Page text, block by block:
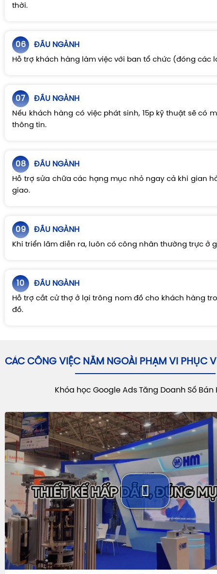
thời.
06 ĐẦU NGÀNH
Hỗ trợ khách hàng làm việc với ban tổ chức (đóng các
07 ĐẦU NGÀNH
Nếu khách hàng có việc phát sinh, 15p kỹ thuật sẽ có
thông tin.
08 ĐẦU NGÀNH
Hỗ trợ sửa chữa các hạng mục nhỏ ngay cả khi gian
giao.
09 ĐẦU NGÀNH
Khi triển lãm diễn ra, luôn có công nhân thường trực ở
10 ĐẦU NGÀNH
Hỗ trợ cắt cử thợ ở lại trông nom đồ cho khách hàng
đồ.
CÁC CÔNG VIỆC NẰM NGOÀI PHẠM VI PHỤC
Khóa học Google Ads Tăng Doanh Số Bán